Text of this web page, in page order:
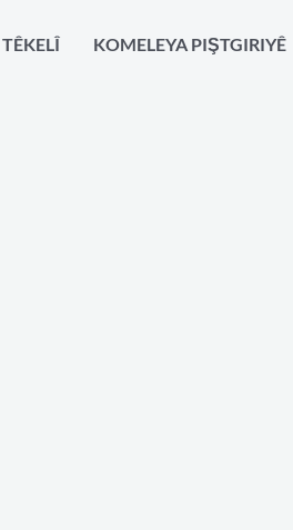
KOMELEYA PIŞTGIRIYÊ
TÊKELÎ